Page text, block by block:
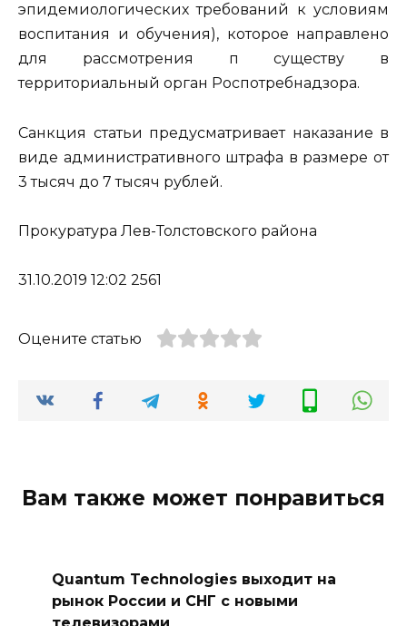
эпидемиологических требований к условиям
воспитания и обучения), которое направлено
для рассмотрения п существу в
территориальный орган Роспотребнадзора.
Санкция статьи предусматривает наказание в
виде административного штрафа в размере от
3 тысяч до 7 тысяч рублей.
Прокуратура Лев-Толстовского района
31.10.2019 12:02 2561
Оцените статью
Вам также может понравиться
Quantum Technologies выходит на
рынок России и СНГ с новыми
телевизорами